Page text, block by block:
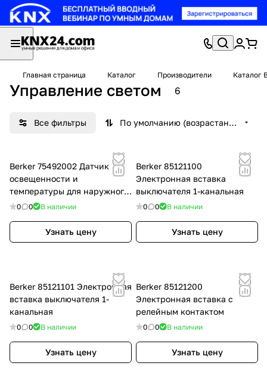
Главная страница Каталог Производители Каталог
Управление светом 6
Все фильтры По умолчанию (возрастание)
Berker 75492002 Датчик
освещенности и
температуры для наружного
монтажа
0 0 В наличии
Узнать цену
Berker 85121100
Электронная вставка
выключателя 1-канальная
0 0 В наличии
Узнать цену
Berker 85121101 Электронная
вставка выключателя 1-
канальная
0 0 В наличии
Узнать цену
Berker 85121200
Электронная вставка с
релейным контактом
0 0 В наличии
Узнать цену